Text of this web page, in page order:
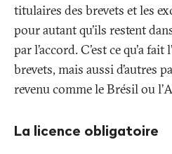
titulaires des brevets et les
pour autant qu'ils restent
par l’accord. C'est ce qu'a
brevets, mais aussi d’autres
revenu comme le Brésil ou
La licence obligatoire